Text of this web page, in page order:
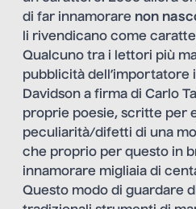
di far innamorare non
li rivendicano come
Qualcuno tra i lettori più
pubblicità dell’importatore
Davidson a firma di Carlo
proprie poesie, scritte per
peculiarità/difetti di una
che proprio per questo in
innamorare migliaia di
Questo modo di guardare